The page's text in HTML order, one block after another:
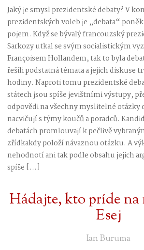
Jaký je smysl prezidentské debaty? V
prezidentských voleb je „debata“
pojem. Když se bývalý francouzský
Sarkozy utkal se svým socialistickým
Françoisem Hollandem, tak to byla
řešili podstatná témata a jejich diskuse
hodiny. Naproti tomu prezidentské
státech jsou spíše jevištními výstupy,
odpovědi na všechny myslitelné otázky
nacvičují s týmy koučů a poradců.
debatách promlouvají k pečlivě
zřídkakdy položí návaznou otázku. A
nehodnotí ani tak podle obsahu jejich
spíše […]
Hádajte, kto príde
Esej
Ian Buruma